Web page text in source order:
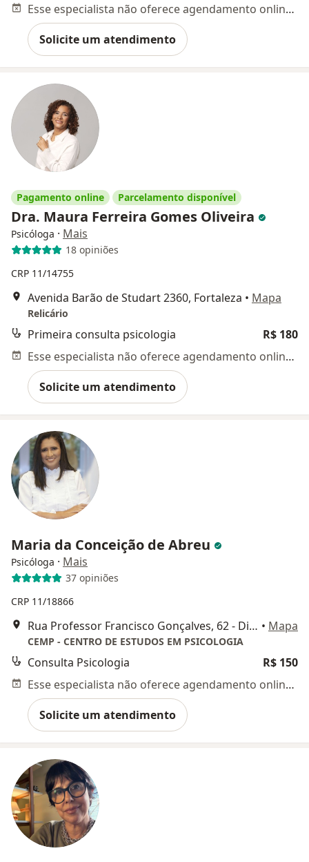
Esse especialista não oferece agendamento online para esse endereço.
Solicite um atendimento
Pagamento online Parcelamento disponível
Dra. Maura Ferreira Gomes Oliveira
Psicóloga · Mais
18 opiniões
CRP 11/14755
Avenida Barão de Studart 2360, Fortaleza • Mapa
Relicário
Primeira consulta psicologia
R$ 180
Esse especialista não oferece agendamento online para esse endereço.
Solicite um atendimento
Maria da Conceição de Abreu
Psicóloga · Mais
37 opiniões
CRP 11/18866
Rua Professor Francisco Gonçalves, 62 - Dionísio Torres, Fortaleza - CE, 60135-430, Fortaleza • Mapa
CEMP - CENTRO DE ESTUDOS EM PSICOLOGIA
Consulta Psicologia
R$ 150
Esse especialista não oferece agendamento online para esse endereço.
Solicite um atendimento